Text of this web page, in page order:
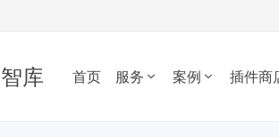
库 首页 服务 案例 插件商